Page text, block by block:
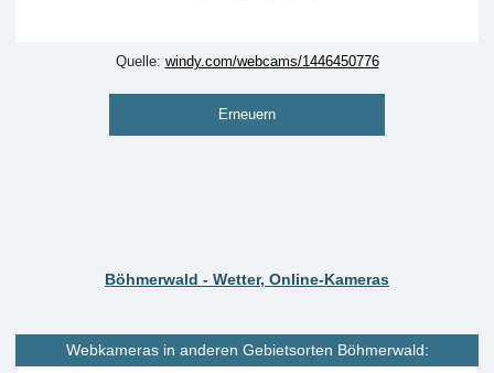
Quelle: windy.com/webcams/1446450776
Erneuern
Böhmerwald - Wetter, Online-Kameras
Webkameras in anderen Gebietsorten Böhmerwald: